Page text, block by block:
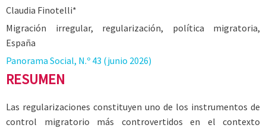
Claudia Finotelli*
Migración irregular, regularización, política migratoria,
España
Panorama Social, N.º 43 (junio 2026)
RESUMEN
Las regularizaciones constituyen uno de los instrumentos de
control migratorio más controvertidos en el contexto